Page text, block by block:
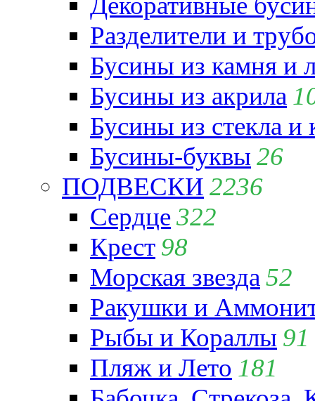
Разделители и
Бусины из камня и
Бусины из акрила
Бусины из стекла и
Бусины-буквы 26
ПОДВЕСКИ 2236
Сердце322
Крест 98
Морская звезда 52
Ракушки и
Рыбы и Кораллы 91
Пляж и Лето 181